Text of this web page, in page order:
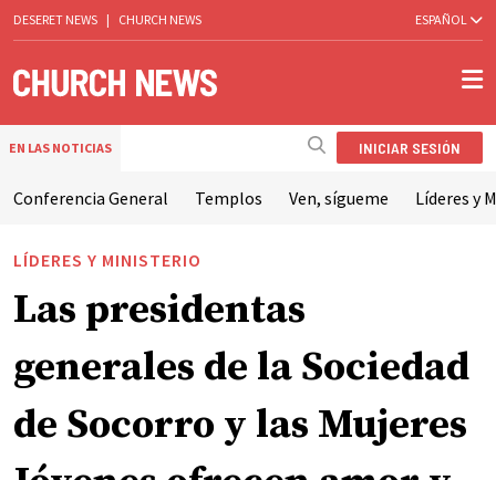
DESERET NEWS | CHURCH NEWS ESPAÑOL
EN LAS NOTICIAS INICIAR SESIÓN
Conferencia General Templos Ven, sígueme Líderes y
LÍDERES Y MINISTERIO
Las presidentas
generales de la Sociedad
de Socorro y las Mujeres